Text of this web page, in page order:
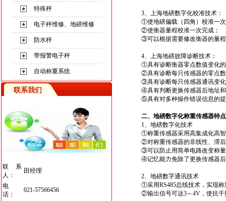
特殊秤
电子秤维修、地磅维修
防水秤
带报警电子秤
自动称重系统
联系我们
联系
人：
田经理
电
话：
021-57566456
3、 上海地磅数字化校准技术：
①使地磅偏载（四角）校准一
②使衡器量程校准一次完成；
③可以根据需要修改衡器的量
4、 上海地磅故障诊断技术：
①具有诊断衡器零点数值变化
②具有诊断每只传感器的零点
③具有诊断每只传感器通讯变
④具有判断更换传感器后地址
⑤具有对多种操作错误信息的
二、地磅数字化称重传感器特
1、地磅数字化技术
①称重传感器采用高集成化高
②对称重传感器的非线性、滞
③可以防止用简单电路改变称
④记忆能力免除了更换传感器
2、 地磅数字通讯技术
①采用RS485总线技术，实现
②输出信号可达3～4V，使抗干